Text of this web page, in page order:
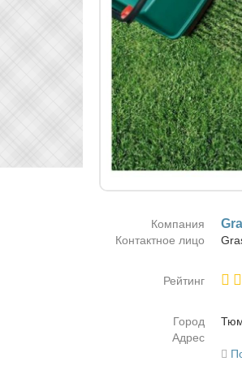
Компания
Контактное лицо
Рейтинг
Город
Адрес